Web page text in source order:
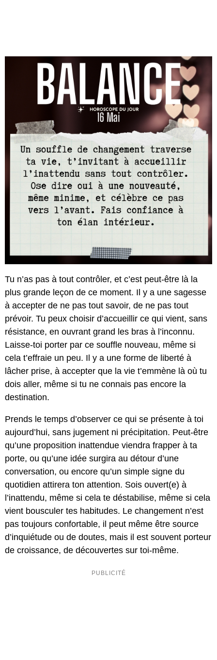
Tu n’as pas à tout contrôler, et c’est peut-être là la
plus grande leçon de ce moment. Il y a une sagesse
à accepter de ne pas tout savoir, de ne pas tout
prévoir. Tu peux choisir d’accueillir ce qui vient, sans
résistance, en ouvrant grand les bras à l’inconnu.
Laisse-toi porter par ce souffle nouveau, même si
cela t’effraie un peu. Il y a une forme de liberté à
lâcher prise, à accepter que la vie t’emmène là où tu
dois aller, même si tu ne connais pas encore la
destination.
Prends le temps d’observer ce qui se présente à toi
aujourd’hui, sans jugement ni précipitation. Peut-être
qu’une proposition inattendue viendra frapper à ta
porte, ou qu’une idée surgira au détour d’une
conversation, ou encore qu’un simple signe du
quotidien attirera ton attention. Sois ouvert(e) à
l’inattendu, même si cela te déstabilise, même si cela
vient bousculer tes habitudes. Le changement n’est
pas toujours confortable, il peut même être source
d’inquiétude ou de doutes, mais il est souvent porteur
de croissance, de découvertes sur toi-même.